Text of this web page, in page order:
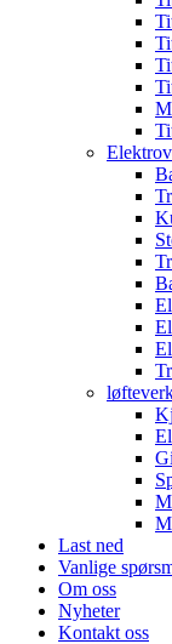
Last ned
Vanlige
Om oss
Nyheter
Kontakt oss